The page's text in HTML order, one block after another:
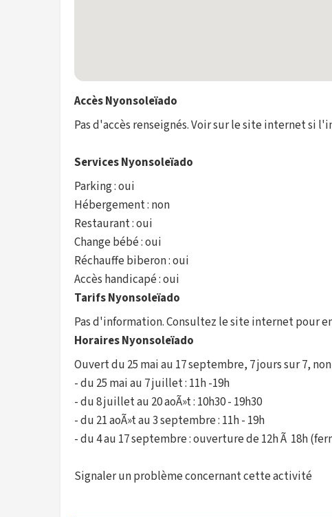
Accès Nyonsoleïado
Pas d'accès renseignés. Voir sur le site internet si
Services Nyonsoleïado
Parking : oui
Hébergement : non
Restaurant : oui
Change bébé : oui
Réchauffe biberon : oui
Accès handicapé : oui
Tarifs Nyonsoleïado
Pas d'information. Consultez le site internet pour
Horaires Nyonsoleïado
Ouvert du 25 mai au 17 septembre, 7 jours sur 7,
- du 25 mai au 7 juillet : 11h -19h
- du 8 juillet au 20 aoÃ»t : 10h30 - 19h30
- du 21 aoÃ»t au 3 septembre : 11h - 19h
- du 4 au 17 septembre : ouverture de 12h Ã 18h
Signaler un problème concernant cette activité